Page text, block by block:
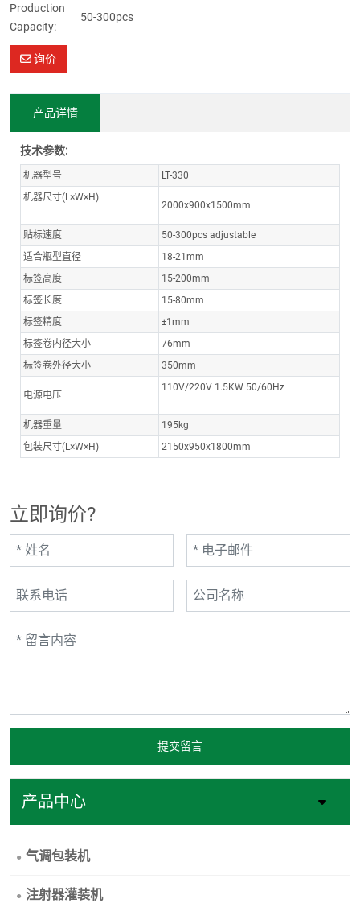
Production
Capacity:
50-300pcs
询价
产品详情
技术参数:
机器型号
LT-330
机器尺寸(L×W×H)
2000x900x1500mm
贴标速度
50-300pcs adjustable
适合瓶型直径
18-21mm
标签高度
15-200mm
标签长度
15-80mm
标签精度
±1mm
标签卷内径大小
76mm
标签卷外径大小
350mm
电源电压
110V/220V 1.5KW 50/60Hz
机器重量
195kg
包装尺寸(L×W×H)
2150x950x1800mm
立即询价?
提交留言
产品中心
气调包装机
注射器灌装机